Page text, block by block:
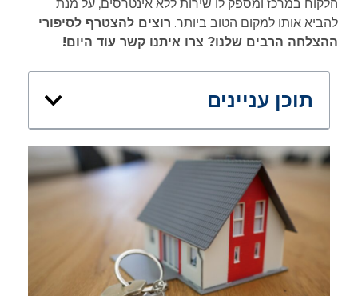
הלקוח במרכז ומספק לו שירות ללא אינטרסים, על מנת
להביא אותו למקום הטוב ביותר. רוצים להצטרף לסיפורי
ההצלחה הרבים שלנו? צרו איתנו קשר עוד היום!
תוכן עניינים